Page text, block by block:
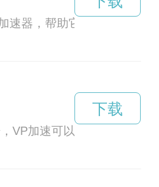
器，帮助它畅游互联网。
VP加速可以有效地提升网
下载